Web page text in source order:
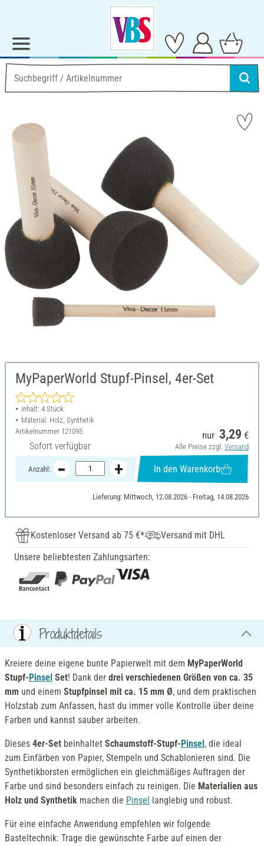
MyPaperWorld Stupf-Pinsel, 4er-Set
Inhalt: 4 Stück
Material: Holz, Synthetik
Artikelnummer 121095
Sofort verfügbar
nur 3,29 €
Alle Preise zzgl. Versand
Anzahl: In den Warenkorb
Lieferung: Mittwoch, 12.08.2026 - Freitag, 14.08.2026
Kostenloser Versand ab 75 €*
Versand mit DHL
Unsere beliebtesten Zahlungsarten:
Produktdetails
Kreiere deine eigene bunte Papierwelt mit dem MyPaperWorld
Stupf- Pinsel Set! Dank der drei verschiedenen Größen von ca. 35
mm und einem Stupfpinsel mit ca. 15 mm Ø, und dem praktischen
Holzstab zum Anfassen, hast du immer volle Kontrolle über deine
Farben und kannst sauber arbeiten.
Dieses 4er-Set beinhaltet Schaumstoff-Stupf- Pinsel , die ideal
zum Einfärben von Papier, Stempeln und Schablonieren sind. Die
Synthetikborsten ermöglichen ein gleichmäßiges Auftragen der
Farbe und sind besonders einfach zu reinigen. Die Materialien aus
Holz und Synthetik machen die Pinsel langlebig und robust.
Für eine einfache Anwendung empfehlen wir folgende
Basteltechnik: Trage die gewünschte Farbe auf einen der